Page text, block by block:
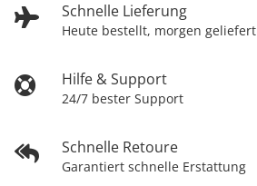
Schnelle Lieferung
Heute bestellt, morgen geliefert
Hilfe & Support
24/7 bester Support
Schnelle Retoure
Garantiert schnelle Erstattung